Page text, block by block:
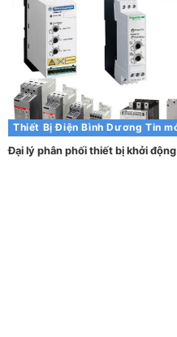
Thiết Bị Điện Bình Dương Tin
Đại lý phân phối thiết bị khởi